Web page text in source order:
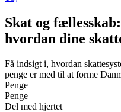
Skat og
hvordan dine
Få indsigt i, hvordan
penge er med til at forme
Penge
Penge
Del med hjertet